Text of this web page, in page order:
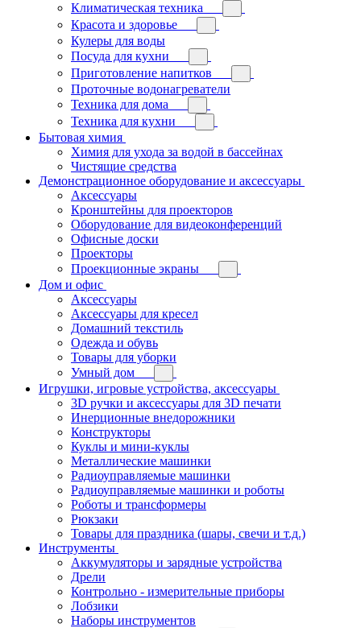
Климатическая техника
Красота и здоровье
Кулеры для воды
Посуда для кухни
Приготовление напитков
Проточные водонагреватели
Техника для дома
Техника для кухни
Бытовая химия
Химия для ухода за водой в бассейнах
Чистящие средства
Демонстрационное оборудование и аксессуары
Аксессуары
Кронштейны для проекторов
Оборудование для видеоконференций
Офисные доски
Проекторы
Проекционные экраны
Дом и офис
Аксессуары
Аксессуары для кресел
Домашний текстиль
Одежда и обувь
Товары для уборки
Умный дом
Игрушки, игровые устройства, аксессуары
3D ручки и аксессуары для 3D печати
Инерционные внедорожники
Конструкторы
Куклы и мини-куклы
Металлические машинки
Радиоуправляемые машинки
Радиоуправляемые машинки и роботы
Роботы и трансформеры
Рюкзаки
Товары для праздника (шары, свечи и т.д.)
Инструменты
Аккумуляторы и зарядные устройства
Дрели
Контрольно - измерительные приборы
Лобзики
Наборы инструментов